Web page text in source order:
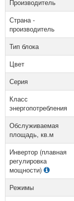
Производитель
Страна -
производитель
Тип блока
Цвет
Серия
Класс
энергопотребления
Обслуживаемая
площадь, кв.м
Инвертор (плавная
регулировка
мощности)
Режимы